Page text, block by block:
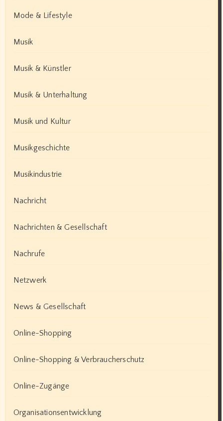
Mode & Lifestyle
Musik
Musik & Künstler
Musik & Unterhaltung
Musik und Kultur
Musikgeschichte
Musikindustrie
Nachricht
Nachrichten & Gesellschaft
Nachrufe
Netzwerk
News & Gesellschaft
Online-Shopping
Online-Shopping & Verbraucherschutz
Online-Zugänge
Organisationsentwicklung